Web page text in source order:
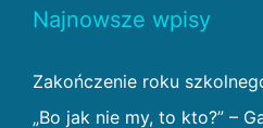
Najnowsze wpisy
Zakończenie roku
„Bo jak nie my, to kto?” –